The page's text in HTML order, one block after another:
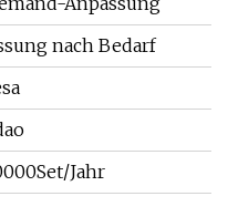
nach Bedarf
Jahr